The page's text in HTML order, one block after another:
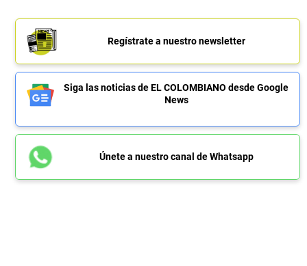
Regístrate a nuestro newsletter
Siga las noticias de EL COLOMBIANO desde Google
News
Únete a nuestro canal de Whatsapp